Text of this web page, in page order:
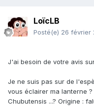
LoïcLB
Posté(e) 26 février
J'ai besoin de votre avis
Je ne suis pas sur de
vous éclairer ma lanterne
Chubutensis ...? Origine :